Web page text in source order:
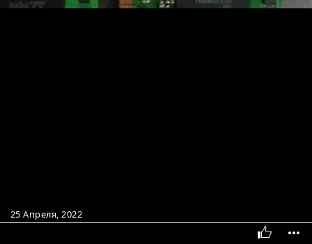
25 Апреля, 2022